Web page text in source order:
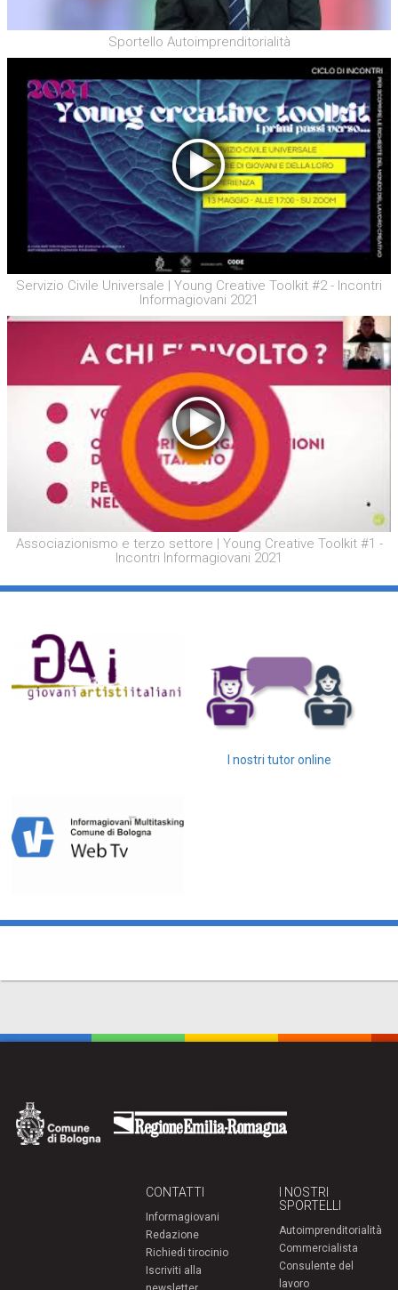
Sportello Autoimprenditorialità
Servizio Civile Universale | Young Creative Toolkit #2 - Incontri
Informagiovani 2021
Associazionismo e terzo settore | Young Creative Toolkit #1 -
Incontri Informagiovani 2021
I nostri tutor online
CONTATTI
Informagiovani
Redazione
Richiedi tirocinio
Iscriviti alla
I NOSTRI
SPORTELLI
Autoimprenditorialità
Commercialista
Consulente del
lavoro